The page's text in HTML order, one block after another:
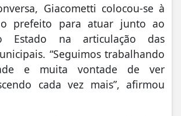
Giacometti colocou-se à
prefeito para atuar junto ao
Estado na articulação das
“Seguimos trabalhando
e muita vontade de ver
cada vez mais”, afirmou